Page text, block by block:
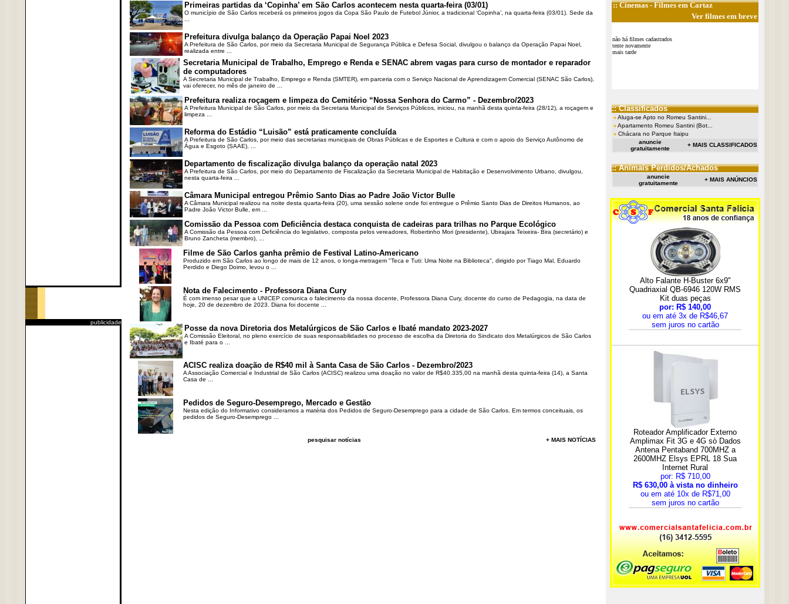
publicidade
Primeiras partidas da ‘Copinha’ em São Carlos acontecem nesta quarta-feira (03/01)
O município de São Carlos receberá os primeiros jogos da Copa São Paulo de Futebol Júnior, a tradicional ‘Copinha’, na quarta-feira (03/01). Sede da
Prefeitura divulga balanço da Operação Papai Noel 2023
A Prefeitura de São Carlos, por meio da Secretaria Municipal de Segurança Pública e Defesa Social, divulgou o balanço da Operação Papai Noel,
realizada entre ...
Secretaria Municipal de Trabalho, Emprego e Renda e SENAC abrem vagas para curso de montador e reparador
de computadores
A Secretaria Municipal de Trabalho, Emprego e Renda (SMTER), em parceria com o Serviço Nacional de Aprendizagem Comercial (SENAC São Carlos),
vai oferecer, no mês de janeiro de ...
Prefeitura realiza roçagem e limpeza do Cemitério “Nossa Senhora do Carmo” - Dezembro/2023
A Prefeitura Municipal de São Carlos, por meio da Secretaria Municipal de Serviços Públicos, iniciou, na manhã desta quinta-feira (28/12), a roçagem e
limpeza ...
Reforma do Estádio “Luisão” está praticamente concluída
A Prefeitura de São Carlos, por meio das secretarias municipais de Obras Públicas e de Esportes e Cultura e com o apoio do Serviço Autônomo de
Água e Esgoto (SAAE), ...
Departamento de fiscalização divulga balanço da operação natal 2023
A Prefeitura de São Carlos, por meio do Departamento de Fiscalização da Secretaria Municipal de Habitação e Desenvolvimento Urbano, divulgou,
nesta quarta-feira ...
Câmara Municipal entregou Prêmio Santo Dias ao Padre João Victor Bulle
A Câmara Municipal realizou na noite desta quarta-feira (20), uma sessão solene onde foi entregue o Prêmio Santo Dias de Direitos Humanos, ao
Padre João Victor Bulle, em ...
Comissão da Pessoa com Deficiência destaca conquista de cadeiras para trilhas no Parque Ecológico
A Comissão da Pessoa com Deficiência do legislativo, composta pelos vereadores, Robertinho Mori (presidente), Ubirajara Teixeira- Bira (secretário) e
Bruno Zancheta (membro), ...
Filme de São Carlos ganha prêmio de Festival Latino-Americano
Produzido em São Carlos ao longo de mais de 12 anos, o longa-metragem "Teca e Tuti: Uma Noite na Biblioteca", dirigido por Tiago Mal, Eduardo
Perdido e Diego Doimo, levou o ...
Nota de Falecimento - Professora Diana Cury
É com imenso pesar que a UNICEP comunica o falecimento da nossa docente, Professora Diana Cury, docente do curso de Pedagogia, na data de
hoje, 20 de dezembro de 2023. Diana foi docente ...
Posse da nova Diretoria dos Metalúrgicos de São Carlos e Ibaté mandato 2023-2027
A Comissão Eleitoral, no pleno exercício de suas responsabilidades no processo de escolha da Diretoria do Sindicato dos Metalúrgicos de São Carlos
e Ibaté para o ...
ACISC realiza doação de R$40 mil à Santa Casa de São Carlos - Dezembro/2023
A Associação Comercial e Industrial de São Carlos (ACISC) realizou uma doação no valor de R$40.335,00 na manhã desta quinta-feira (14), a Santa
Casa de ...
Pedidos de Seguro-Desemprego, Mercado e Gestão
Nesta edição do Informativo consideramos a matéria dos Pedidos de Seguro-Desemprego para a cidade de São Carlos. Em termos conceituais, os
pedidos de Seguro-Desemprego ...
pesquisar notícias + MAIS NOTÍCIAS
::Cinemas- Filmes em Cartaz
Ver filmes em breve
não há filmes cadastrados
tente novamente
mais tarde
:: Classificados
Aluga-se Apto no Romeu Santini...
Apartamento Romeu Santini (Bot...
Chácara no Parque Itaipu
anuncie
gratuitamente
+ MAIS CLASSIFICADOS
:: Animais Perdidos/Achados
anuncie
gratuitamente
+ MAIS ANÚNCIOS